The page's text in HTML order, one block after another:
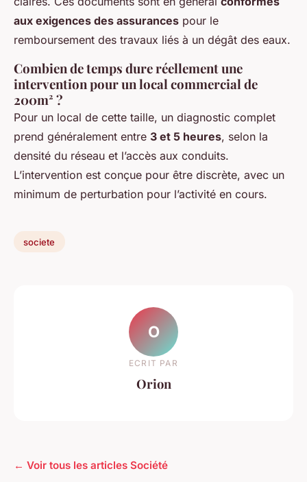
aux exigences des assurances pour le
remboursement des travaux liés à un dégât des eaux.
Combien de temps dure réellement une
intervention pour un local commercial de
200m² ?
Pour un local de cette taille, un diagnostic complet
prend généralement entre 3 et 5 heures, selon la
densité du réseau et l’accès aux conduits.
L’intervention est conçue pour être discrète, avec un
minimum de perturbation pour l’activité en cours.
societe
O
ECRIT PAR
Orion
← Voir tous les articles Société